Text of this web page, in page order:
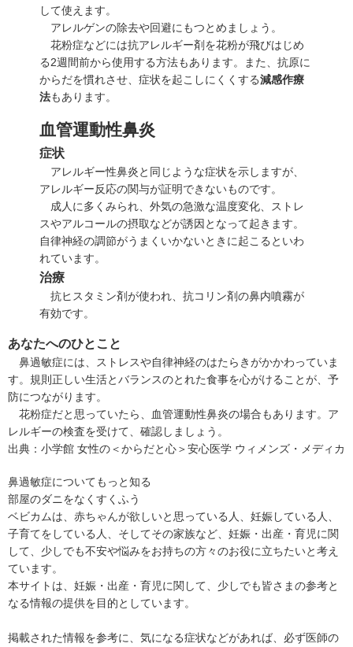
して使えます。
アレルゲンの除去や回避にもつとめましょう。
花粉症などには抗アレルギー剤を花粉が飛びはじめ
る2週間前から使用する方法もあります。また、抗原に
からだを慣れさせ、症状を起こしにくくする減感作療
法もあります。
血管運動性鼻炎
症状
アレルギー性鼻炎と同じような症状を示しますが、
アレルギー反応の関与が証明できないものです。
成人に多くみられ、外気の急激な温度変化、ストレ
スやアルコールの摂取などが誘因となって起きます。
自律神経の調節がうまくいかないときに起こるといわ
れています。
治療
抗ヒスタミン剤が使われ、抗コリン剤の鼻内噴霧が
有効です。
あなたへのひとこと
鼻過敏症には、ストレスや自律神経のはたらきがかかわっていま
す。規則正しい生活とバランスのとれた食事を心がけることが、予
防につながります。
花粉症だと思っていたら、血管運動性鼻炎の場合もあります。ア
レルギーの検査を受けて、確認しましょう。
出典： 小学館 女性の＜からだと心＞安心医学 ウィメンズ・メディカ
鼻過敏症についてもっと知る
部屋のダニをなくすくふう
ベビカムは、赤ちゃんが欲しいと思っている人、妊娠している人、
子育てをしている人、そしてその家族など、妊娠・出産・育児に関
して、少しでも不安や悩みをお持ちの方々のお役に立ちたいと考え
ています。
本サイトは、妊娠・出産・育児に関して、少しでも皆さまの参考と
なる情報の提供を目的としています。
掲載された情報を参考に、気になる症状などがあれば、必ず医師の